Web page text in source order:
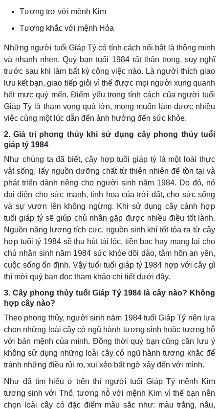
Tương trợ với mệnh Kim
Tương khắc với mệnh Hỏa
Những người tuổi Giáp Tý có tính cách nổi bật là thông minh
và nhanh nhẹn. Quý bạn tuổi 1984 rất thận trọng, suy nghĩ
trước sau khi làm bất kỳ công việc nào. Là người thích giao
lưu kết bạn, giao tiếp giỏi vì thế được mọi người xung quanh
hết mực quý mến. Điểm yếu trong tính cách của người tuổi
Giáp Tý là tham vọng quá lớn, mong muốn làm được nhiều
việc cùng một lúc dẫn đến ảnh hưởng đến sức khỏe.
2. Giá trị phong thủy khi sử dụng cây phong thủy tuổi
giáp tý 1984
Như chúng ta đã biết, cây hợp tuổi giáp tý là một loài thực
vật sống, lấy nguồn dưỡng chất từ thiên nhiên để tồn tại và
phát triển dành riêng cho người sinh năm 1984. Do đó, nó
đại diện cho sức mạnh, tinh hoa của trời đất, cho sức sống
và sự vươn lên không ngừng. Khi sử dụng cây cảnh hợp
tuổi giáp tý sẽ giúp chủ nhân gặp được nhiều điều tốt lành.
Nguồn năng lượng tích cực, nguồn sinh khí tốt tỏa ra từ cây
hợp tuổi tý 1984 sẽ thu hút tài lộc, tiền bạc hay mang lại cho
chủ nhân sinh năm 1984 sức khỏe dồi dào, tâm hồn an yên,
cuộc sống ổn định. Vậy tuổi tuổi giáp tý 1984 hợp với cây gì
thì mời quý bạn đọc tham khảo chi tiết dưới đây.
3. Cây phong thủy tuổi Giáp Tý 1984 là cây nào? Không
hợp cây nào?
Theo phong thủy, người sinh năm 1984 tuổi Giáp Tý nên lựa
chọn những loài cây có ngũ hành tương sinh hoặc tương hỗ
với bản mệnh của mình. Đồng thời quý bạn cũng cần lưu ý
không sử dụng những loài cây có ngũ hành tương khắc để
tránh những điều rủi ro, xui xẻo bất ngờ xảy đến với mình.
Như đã tìm hiểu ở trên thì người tuổi Giáp Tý mệnh Kim
tương sinh với Thổ, tương hỗ với mệnh Kim vì thế bạn nên
chọn loài cây có đặc điểm màu sắc như: màu trắng, nâu,